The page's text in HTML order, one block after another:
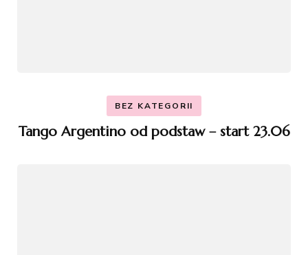
BEZ KATEGORII
Tango Argentino od podstaw – start 23.06